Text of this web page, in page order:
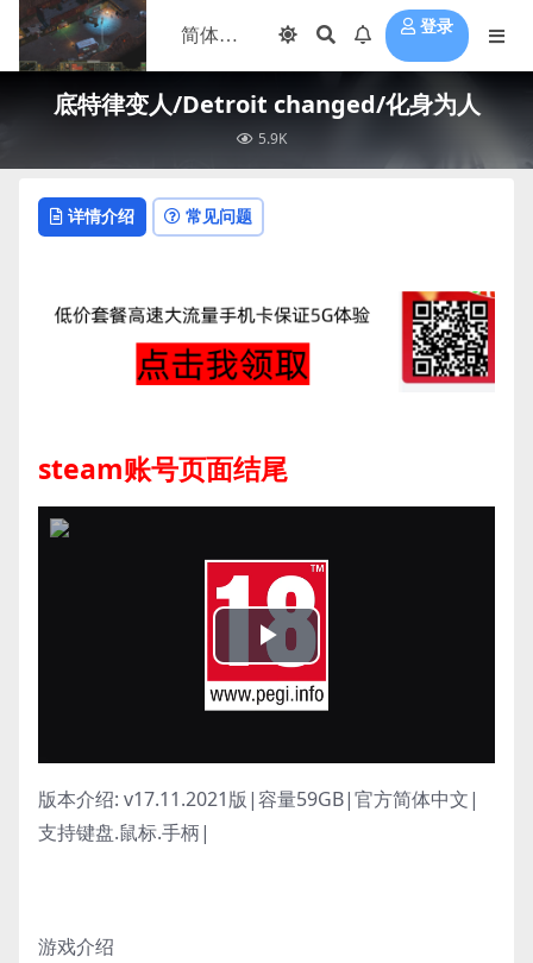
登录
底特律变人/Detroit changed/化身为人
5.9K
详情介绍 常见问题
steam账号页面结尾
Play
Video
版本介绍: v17.11.2021版|容量59GB|官方简体中文|
支持键盘.鼠标.手柄|
游戏介绍